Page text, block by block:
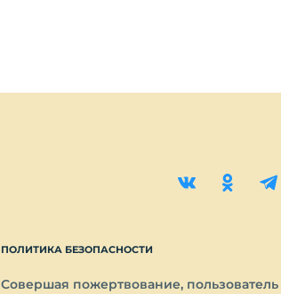
ПОЛИТИКА БЕЗОПАСНОСТИ
Совершая пожертвование, пользователь